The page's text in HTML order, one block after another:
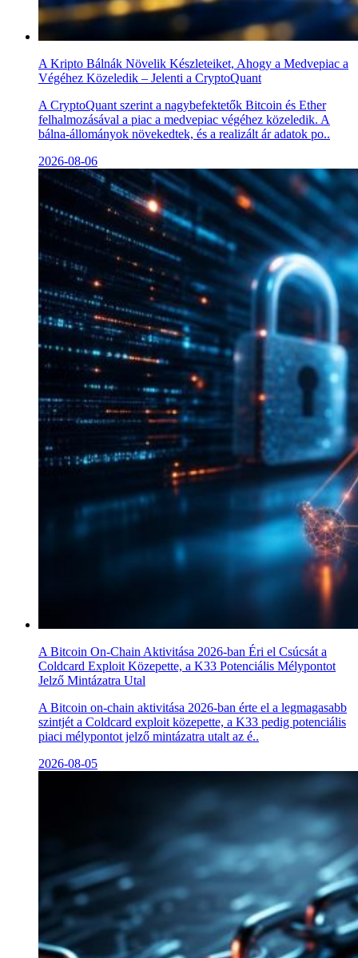
A Kripto Bálnák Növelik Készleteiket, Ahogy a Medvepiac a
Végéhez Közeledik – Jelenti a CryptoQuant
A CryptoQuant szerint a nagybefektetők Bitcoin és Ether
felhalmozásával a piac a medvepiac végéhez közeledik. A
bálna-állományok növekedtek, és a realizált ár adatok po..
2026-08-06
A Bitcoin On-Chain Aktivitása 2026-ban Éri el Csúcsát a
Coldcard Exploit Közepette, a K33 Potenciális Mélypontot
Jelző Mintázatra Utal
A Bitcoin on-chain aktivitása 2026-ban érte el a legmagasabb
szintjét a Coldcard exploit közepette, a K33 pedig potenciális
piaci mélypontot jelző mintázatra utalt az é..
2026-08-05